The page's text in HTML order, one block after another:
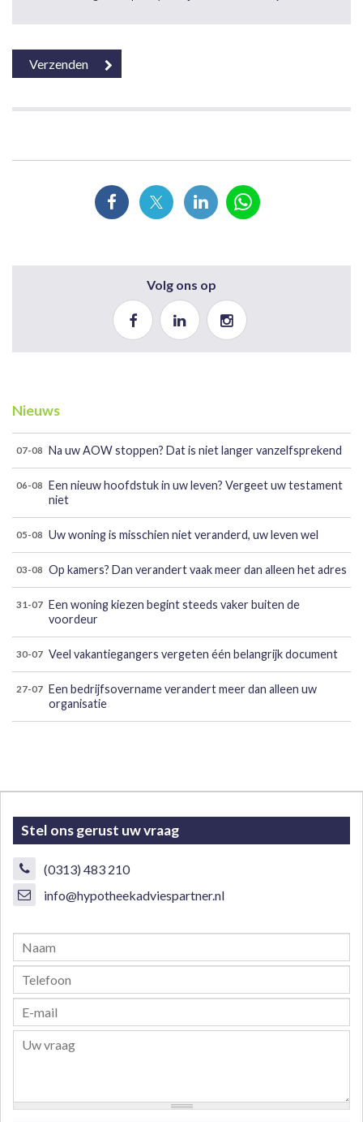
Volg ons op
Nieuws
07-08 Na uw AOW stoppen? Dat is niet langer vanzelfsprekend
06-08
Een nieuw hoofdstuk in uw leven? Vergeet uw testament
niet
05-08 Uw woning is misschien niet veranderd, uw leven wel
03-08 Op kamers? Dan verandert vaak meer dan alleen het adres
31-07 Een woning kiezen begint steeds vaker buiten de
voordeur
30-07 Veel vakantiegangers vergeten één belangrijk document
27-07 Een bedrijfsovername verandert meer dan alleen uw
organisatie
Stel ons gerust uw vraag
(0313) 483 210
info@hypotheekadviespartner.nl